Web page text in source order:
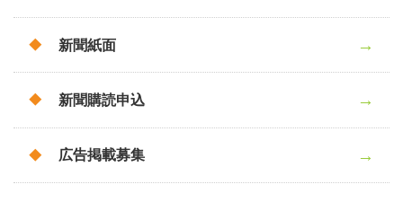
新聞紙面
新聞購読申込
広告掲載募集